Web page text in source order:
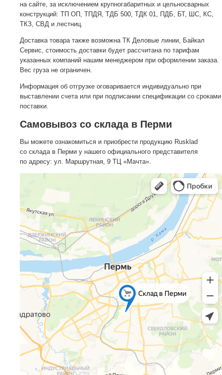
на сайте, за исключением крупногабаритных и цельносварных
конструкций: ТП ОП, ТПДЯ, ТДБ 500, ТДК 01, ПДБ, БТ, ШС, КС,
ТКЗ, СВД и лестниц.
Доставка товара также возможна ТК Деловые линии, Байкал
Сервис, стоимость доставки будет рассчитана по тарифам
указанных компаний нашим менеджером при оформлении заказа.
Вес груза не ограничен.
Информация об отгрузке оговаривается индивидуально при
выставлении счета или при подписании спецификации со сроками
поставки.
Самовывоз со склада в Перми
Вы можете ознакомиться и приобрести продукцию Rusklad
со склада в Перми у нашего официального представителя
по адресу: ул. Маршрутная, 9 ТЦ «Мачта».